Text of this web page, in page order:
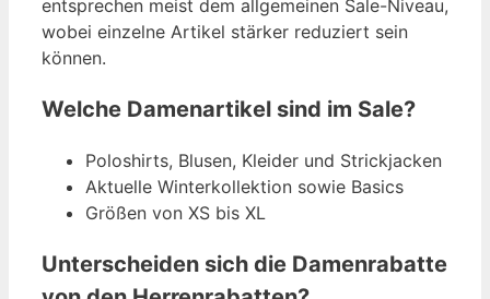
entsprechen meist dem allgemeinen Sale-Niveau,
wobei einzelne Artikel stärker reduziert sein
können.
Welche Damenartikel sind im Sale?
Poloshirts, Blusen, Kleider und Strickjacken
Aktuelle Winterkollektion sowie Basics
Größen von XS bis XL
Unterscheiden sich die Damenrabatte